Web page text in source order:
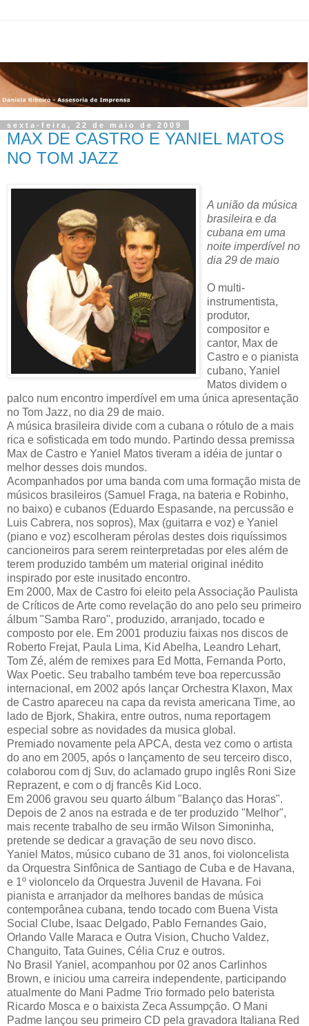
sexta-feira, 22 de maio de 2009
MAX DE CASTRO E YANIEL MATOS
NO TOM JAZZ
A união da música
brasileira e da
cubana em uma
noite imperdível no
dia 29 de maio
O multi-
instrumentista,
produtor,
compositor e
cantor, Max de
Castro e o pianista
cubano, Yaniel
Matos dividem o
palco num encontro imperdível em uma única apresentação
no Tom Jazz, no dia 29 de maio.
A música brasileira divide com a cubana o rótulo de a mais
rica e sofisticada em todo mundo. Partindo dessa premissa
Max de Castro e Yaniel Matos tiveram a idéia de juntar o
melhor desses dois mundos.
Acompanhados por uma banda com uma formação mista de
músicos brasileiros (Samuel Fraga, na bateria e Robinho,
no baixo) e cubanos (Eduardo Espasande, na percussão e
Luis Cabrera, nos sopros), Max (guitarra e voz) e Yaniel
(piano e voz) escolheram pérolas destes dois riquíssimos
cancioneiros para serem reinterpretadas por eles além de
terem produzido também um material original inédito
inspirado por este inusitado encontro.
Em 2000, Max de Castro foi eleito pela Associação Paulista
de Críticos de Arte como revelação do ano pelo seu primeiro
álbum "Samba Raro", produzido, arranjado, tocado e
composto por ele. Em 2001 produziu faixas nos discos de
Roberto Frejat, Paula Lima, Kid Abelha, Leandro Lehart,
Tom Zé, além de remixes para Ed Motta, Fernanda Porto,
Wax Poetic. Seu trabalho também teve boa repercussão
internacional, em 2002 após lançar Orchestra Klaxon, Max
de Castro apareceu na capa da revista americana Time, ao
lado de Bjork, Shakira, entre outros, numa reportagem
especial sobre as novidades da musica global.
Premiado novamente pela APCA, desta vez como o artista
do ano em 2005, após o lançamento de seu terceiro disco,
colaborou com dj Suv, do aclamado grupo inglês Roni Size
Reprazent, e com o dj francês Kid Loco.
Em 2006 gravou seu quarto álbum "Balanço das Horas".
Depois de 2 anos na estrada e de ter produzido "Melhor",
mais recente trabalho de seu irmão Wilson Simoninha,
pretende se dedicar a gravação de seu novo disco.
Yaniel Matos, músico cubano de 31 anos, foi violoncelista
da Orquestra Sinfônica de Santiago de Cuba e de Havana,
e 1º violoncelo da Orquestra Juvenil de Havana. Foi
pianista e arranjador da melhores bandas de música
contemporânea cubana, tendo tocado com Buena Vista
Social Clube, Isaac Delgado, Pablo Fernandes Gaio,
Orlando Valle Maraca e Outra Vision, Chucho Valdez,
Changuito, Tata Guines, Célia Cruz e outros.
No Brasil Yaniel, acompanhou por 02 anos Carlinhos
Brown, e iniciou uma carreira independente, participando
atualmente do Mani Padme Trio formado pelo baterista
Ricardo Mosca e o baixista Zeca Assumpção. O Mani
Padme lançou seu primeiro CD pela gravadora Italiana Red